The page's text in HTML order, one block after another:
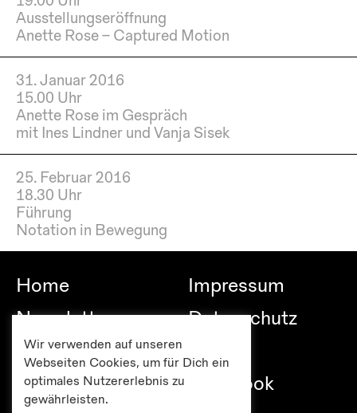
Ausstellungseröffnung
Anette Rose – Captured Motion
31. Januar 2016
15.00 Uhr
Anette Rose im Gespräch
mit Ines Lindner und Vanja Sisek
25. Februar 2016
18.30 Uhr
Führung
Notation in Bewegung
Home
Newsletter
Besuch
Publikationen
Impressum
Datenschutz
Facebook
Wir verwenden auf unseren
Webseiten Cookies, um für Dich ein
optimales Nutzererlebnis zu
gewährleisten.